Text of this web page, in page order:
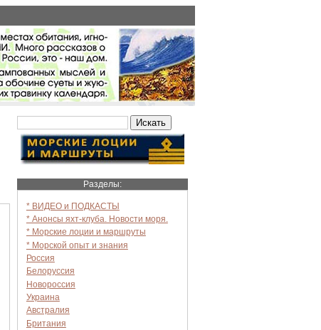
Разделы:
* ВИДЕО и ПОДКАСТЫ
* Анонсы яхт-клуба. Новости моря.
* Морские лоции и маршруты
* Морской опыт и знания
Россия
Белоруссия
Новороссия
Украина
Австралия
Британия